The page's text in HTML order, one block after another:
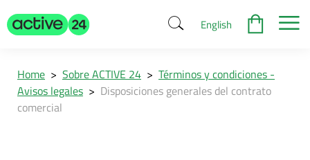
English
Home > Sobre ACTIVE 24 > Términos y condiciones -
Avisos legales > Disposiciones generales del contrato
comercial